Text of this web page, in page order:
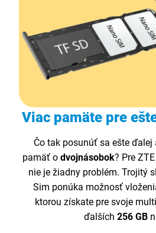
Viac pamäte pre
Čo tak posunúť sa ešte
pamäť odvojnásobok? Pre
nie je žiadny problém. Trojitý
Sim ponúka možnosť
ktorou získate pre svoje
ďalších 256 GB